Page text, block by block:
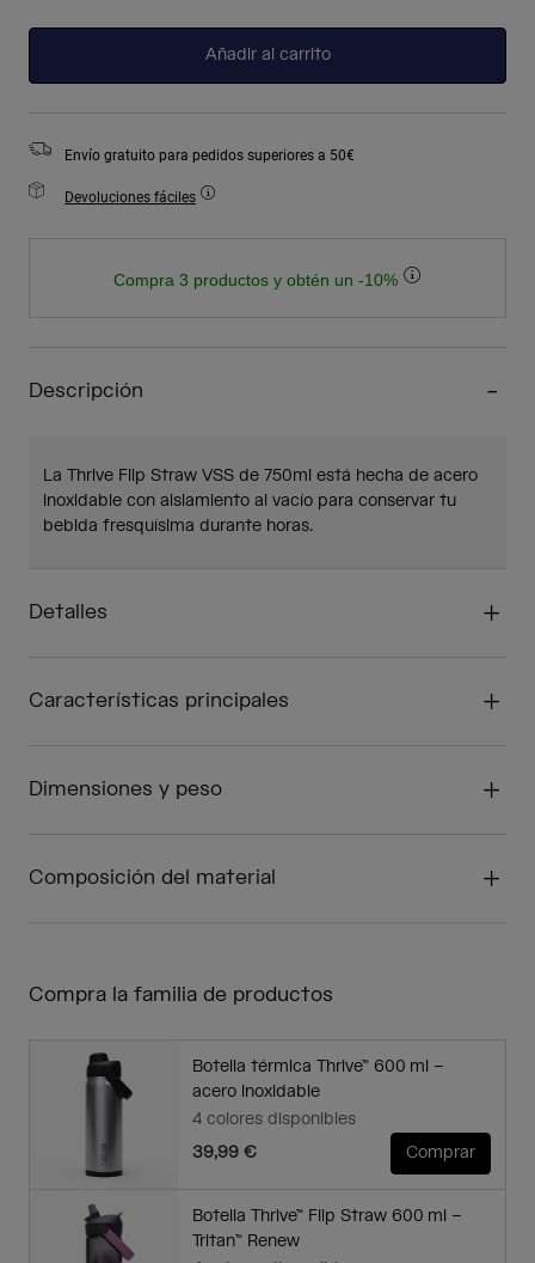
Añadir al carrito
Envío gratuito para pedidos superiores a 50€
Devoluciones fáciles
Compra 3 productos y obtén un -10%
Descripción
La Thrive Flip Straw VSS de 750ml está hecha de acero
inoxidable con aislamiento al vacío para conservar tu
bebida fresquísima durante horas.
Detalles
Características principales
Dimensiones y peso
Composición del material
Compra la familia de productos
Botella térmica Thrive™ 600 ml –
acero inoxidable
4 colores disponibles
39,99 €
Comprar
Botella Thrive™ Flip Straw 600 ml –
Tritan™ Renew